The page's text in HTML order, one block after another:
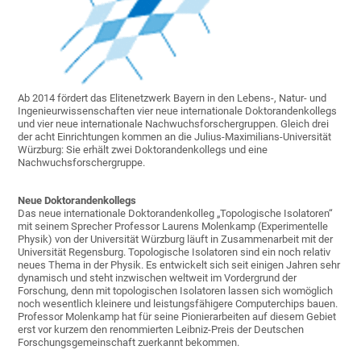
Ab 2014 fördert das Elitenetzwerk Bayern in den Lebens-, Natur- und
Ingenieurwissenschaften vier neue internationale Doktorandenkollegs
und vier neue internationale Nachwuchsforschergruppen. Gleich drei
der acht Einrichtungen kommen an die Julius-Maximilians-Universität
Würzburg: Sie erhält zwei Doktorandenkollegs und eine
Nachwuchsforschergruppe.
Neue Doktorandenkollegs
Das neue internationale Doktorandenkolleg „Topologische Isolatoren“
mit seinem Sprecher Professor Laurens Molenkamp (Experimentelle
Physik) von der Universität Würzburg läuft in Zusammenarbeit mit der
Universität Regensburg. Topologische Isolatoren sind ein noch relativ
neues Thema in der Physik. Es entwickelt sich seit einigen Jahren sehr
dynamisch und steht inzwischen weltweit im Vordergrund der
Forschung, denn mit topologischen Isolatoren lassen sich womöglich
noch wesentlich kleinere und leistungsfähigere Computerchips bauen.
Professor Molenkamp hat für seine Pionierarbeiten auf diesem Gebiet
erst vor kurzem den renommierten Leibniz-Preis der Deutschen
Forschungsgemeinschaft zuerkannt bekommen.